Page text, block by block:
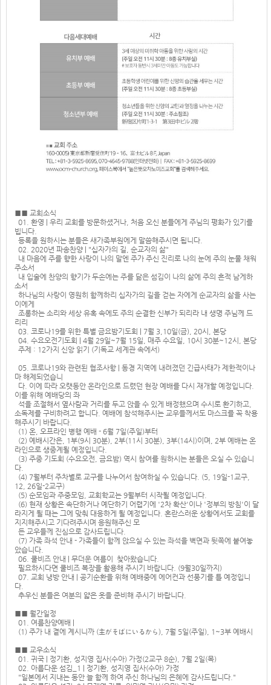
■■ 교회소식
01. 환영 | 우리 교회를 방문하셨거나, 처음 오신 분들에게 주님의 평화가 있기를
빕니다.
등록을 원하시는 분들은 새가족부원에게 말씀해주시면 됩니다.
02. 2020년 파송찬양 | "십자가의 길, 순교자의 삶"
내 마음에 주를 향한 사랑이 나의 말엔 주가 주신 진리로 나의 눈에 주의 눈물 채워
주소서
내 입술에 찬양의 향기가 두손에는 주를 닮은 섬김이 나의 삶에 주의 흔적 남게하
소서
하나님의 사랑이 영원히 함께하리 십자가의 길을 걷는 자에게 순교자의 삶을 사는
이에게
조롱하는 소리와 세상 유혹 속에도 주의 순결한 신부가 되리라 내 생명 주님께 드
리리
03. 코로나19를 위한 특별 금요밤기도회 | 7월 3,10일(금), 20시, 본당
04. 수요오전기도회 | 4월 29일~7월 15일, 매주 수요일, 10시 30분~12시, 본당
주제 : 12가지 신앙 읽기 (기독교 세계관 속에서)
05. 코로나19와 관련된 협조사항 | 동경 지역에 내려졌던 긴급사태가 제한적이나
마 해제되었습니
다. 이에 따라 오랫동안 온라인으로 드렸던 현장 예배를 다시 재개할 예정입니다.
이를 위해 예배당의 좌
석을 조절해서 옆사람과 거리를 두고 앉을 수 있게 배정했으며 수시로 환기하고,
소독제를 구비하려고 합니다. 예배에 참석해주시는 교우들께서도 마스크를 꼭 착용
해주시기 바랍니다.
(1) 온, 오프라인 병행 예배 - 6월 7일(주일)부터
(2) 예배시간은, 1부(9시 30분), 2부(11시 30분), 3부(14시)이며, 2부 예배는 온
라인으로 생중계될 예정입니다.
(3) 주중 기도회 (수요오전, 금요밤) 역시 참여를 원하시는 분들은 오실 수 있습니
다.
(4) 7월부터 주차별로 교구를 나누어서 참여하실 수 있습니다. (5, 19일-1교구,
12, 26일-2교구)
(5) 순모임과 주중모임, 교회학교는 9월부터 시작될 예정입니다.
(6) 현재 상황은 속단하거나 예단하기 어렵기에 '2차 확산'이나 '정부의 방침'이 달
라지게 될 때는 그에 맞춰 대응하게 될 예정입니다. 혼란스러운 상황에서도 교회를
지지해주시고 기다려주시며 응원해주신 모
든 교우들께 진심으로 감사드립니다.
(7) 가족 좌석 안내 - 가족들이 함께 앉으실 수 있는 좌석을 벽면과 뒷쪽에 붙여놓
았습니다.
06. 쿨비즈 안내 | 무더운 여름이 찾아왔습니다.
필요하시다면 쿨비즈 복장을 활용해 주시기 바랍니다. (9월30일까지)
07. 교회 냉방 안내 | 공기순환을 위해 예배중에 에어컨과 선풍기를 틀 예정입니
다.
추우신 분들은 여분의 얇은 옷을 준비해 주시기 바랍니다.
■■ 월간일정
01. 여름찬양예배 |
(1) 주가 내 곁에 계시니까 (主がそばにいるから), 7월 5일(주일), 1~3부 예배시
■■ 교우소식
01. 귀국 | 정기환, 성지영 집사(수아) 가정(2교구 8순), 7월 2일(목)
02. 아름다운 섬김_1 | 정기환, 성지영 집사(수아) 가정
"일본에서 지내는 동안 늘 함께 하여 주신 하나님의 은혜에 감사드립니다."